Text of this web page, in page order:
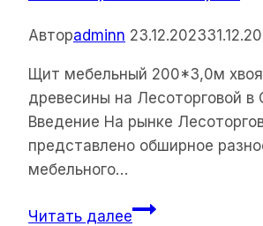
Авторadminn 23.12.2023
Щит мебельный 200*3,0м
древесины на Лесоторговой в
Введение На рынке
представлено обширное
мебельного…
Читать далееЩит